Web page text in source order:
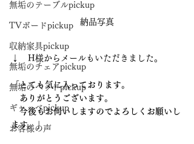
無垢のテーブルpickup
TVボードpickup
収納家具pickup
無垢のチェアpickup
無垢のベッドpickup
ギャッベpickup
お客様の声
納品写真
↓　H様からメールもいただきました。
「とても気に入っております。
ありがとうございます。
今後もお伺いしますのでよろしくお願いし
ます。」